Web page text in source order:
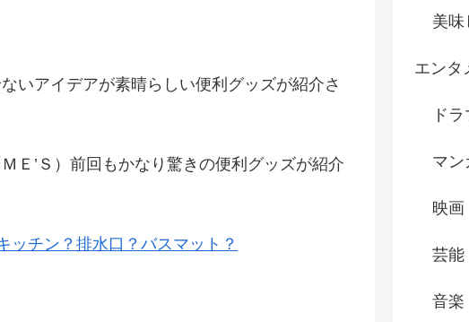
いアイデアが素晴らしい便利グッズが紹介さ
Ｅ’Ｓ）前回もかなり驚きの便利グッズが紹介
ッチン？排水口？バスマット？
美味
エンタ
ド
マン
映画
芸能
音楽